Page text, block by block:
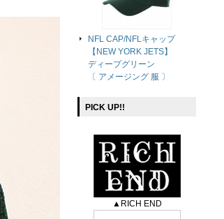
NFL CAP/NFLキャップ
【NEW YORK JETS】
ディープグリーン
〔 アメージング 服 〕
PICK UP!!
▲RICH END